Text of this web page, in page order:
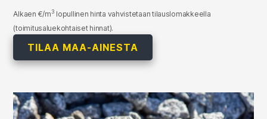
Alkaen €/m3 lopullinen hinta vahvistetaan tilauslomakkeella
(toimitusaluekohtaiset hinnat).
TILAA MAA-AINESTA